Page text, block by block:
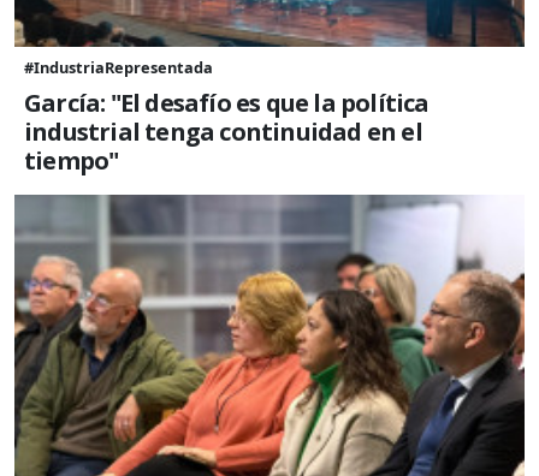
#IndustriaRepresentada
García: "El desafío es que la política
industrial tenga continuidad en el
tiempo"